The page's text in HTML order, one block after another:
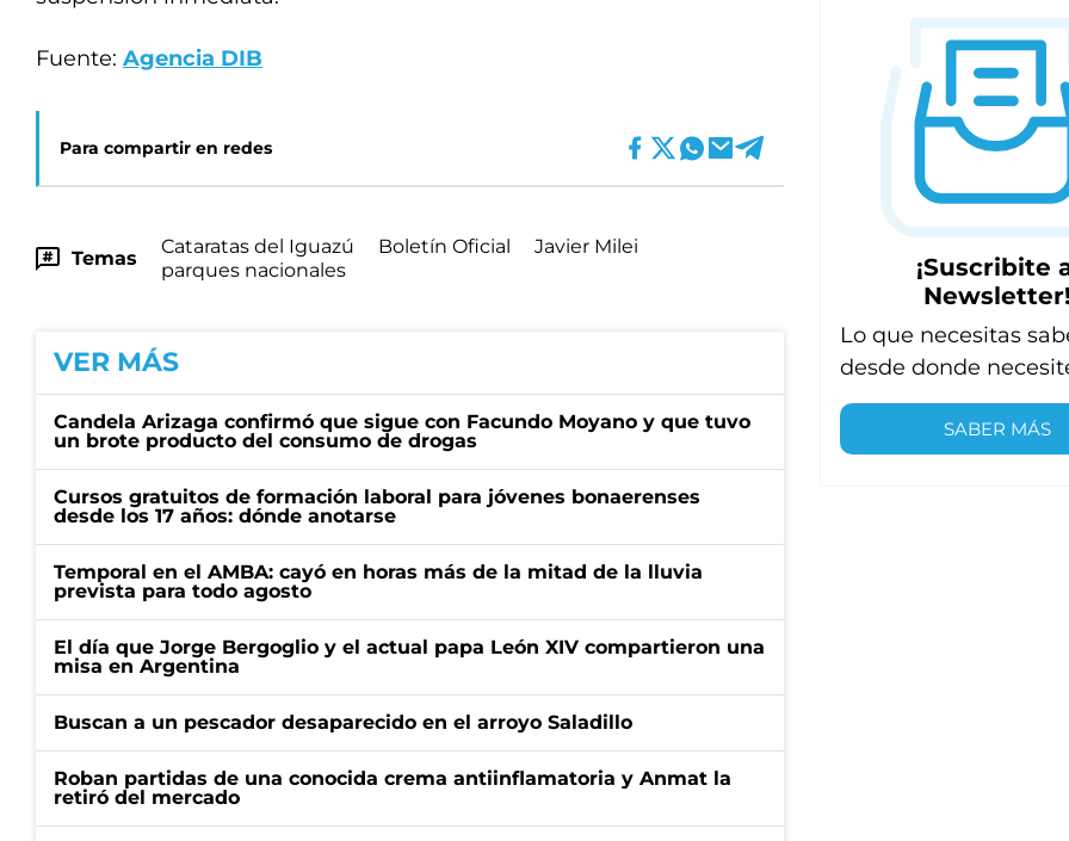
Fuente: Agencia DIB
Para compartir en redes
Temas
Cataratas del Iguazú Boletín Oficial
Javier Milei
parques nacionales
VER MÁS
Candela Arizaga confirmó que sigue con Facundo Moyano y que tuvo
un brote producto del consumo de drogas
Cursos gratuitos de formación laboral para jóvenes bonaerenses
desde los 17 años: dónde anotarse
Temporal en el AMBA: cayó en horas más de la mitad de la lluvia
prevista para todo agosto
El día que Jorge Bergoglio y el actual papa León XIV compartieron una
misa en Argentina
Buscan a un pescador desaparecido en el arroyo Saladillo
Roban partidas de una conocida crema antiinflamatoria y Anmat la
retiró del mercado
¡Suscribite
Newsletter!
Lo que necesitas
desde donde
SABER MÁS